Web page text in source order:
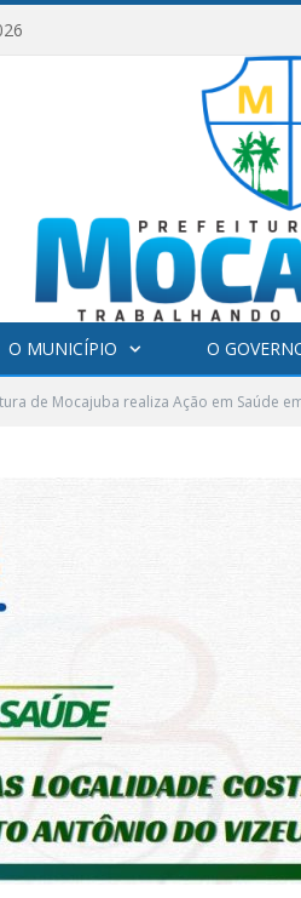
O MUNICÍPIO O
de Mocajuba realiza Ação em Saúde